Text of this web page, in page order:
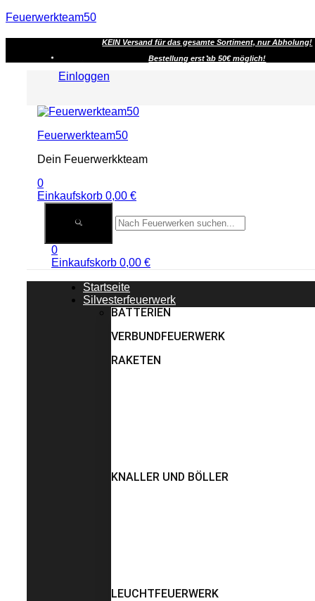
Feuerwerkteam50
KEIN Versand für das gesamte Sortiment, nur Abholung!
Bestellung erst ab 50€ möglich!
Einloggen
Menu
Feuerwerkteam50
Dein Feuerwerkkteam
0
Einkaufskorb 0,00 €
0
Einkaufskorb 0,00 €
Startseite
Silvesterfeuerwerk
BATTERIEN
VERBUNDFEUERWERK
RAKETEN
KNALLER UND BÖLLER
LEUCHTFEUERWERK